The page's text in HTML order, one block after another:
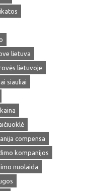
lietuva
lietuvoje
siauliai
compensa
kompanijos
nuolaida